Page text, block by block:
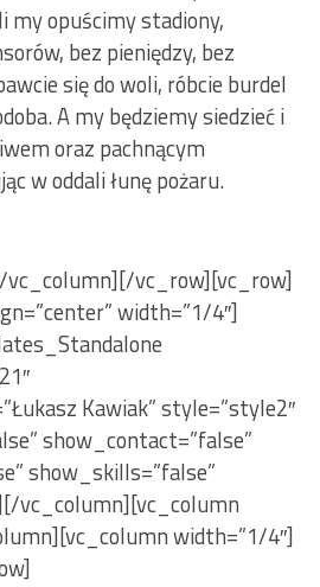
my opuścimy stadiony,
bez pieniędzy, bez
się do woli, róbcie burdel
A my będziemy siedzieć i
oraz pachnącym
w oddali łunę pożaru.
vc_row][vc_row]
width=”1/4″]
Kawiak” style=”style2″
show_contact=”false”
show_skills=”false”
vc_column][vc_column
width=”1/4″]